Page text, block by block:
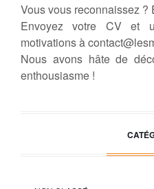
Vous vous reconnaissez
Envoyez votre CV et
motivations à
Nous avons hâte de
enthousiasme !